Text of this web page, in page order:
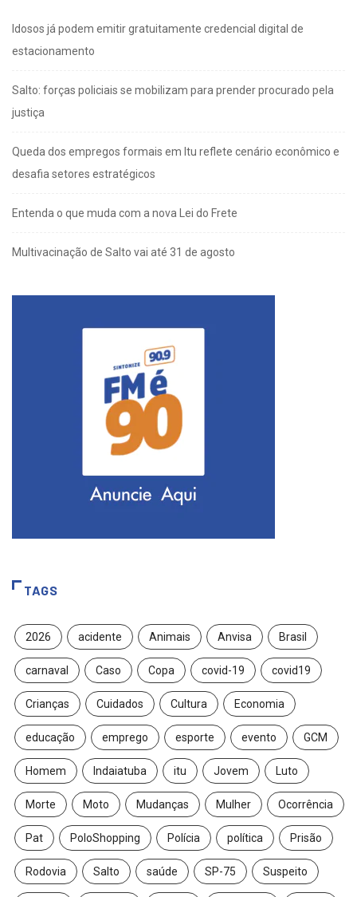
Idosos já podem emitir gratuitamente credencial digital de
estacionamento
Salto: forças policiais se mobilizam para prender procurado pela
justiça
Queda dos empregos formais em Itu reflete cenário econômico e
desafia setores estratégicos
Entenda o que muda com a nova Lei do Frete
Multivacinação de Salto vai até 31 de agosto
TAGS
2026 acidente Animais Anvisa Brasil
carnaval Caso Copa covid-19 covid19
Crianças Cuidados Cultura Economia
educação emprego esporte evento GCM
Homem Indaiatuba itu Jovem Luto
Morte Moto Mudanças Mulher Ocorrência
Pat PoloShopping Polícia política Prisão
Rodovia Salto saúde SP-75 Suspeito